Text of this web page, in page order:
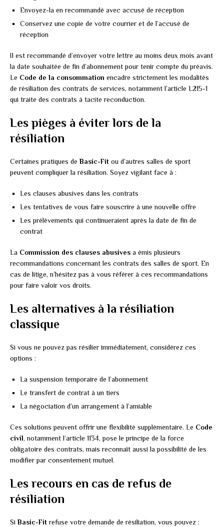
Envoyez-la en recommandé avec accusé de réception
Conservez une copie de votre courrier et de l’accusé de
réception
Il est recommandé d’envoyer votre lettre au moins deux mois avant
la date souhaitée de fin d’abonnement pour tenir compte du préavis.
Le Code de la consommation encadre strictement les modalités
de résiliation des contrats de services, notamment l’article L215-1
qui traite des contrats à tacite reconduction.
Les pièges à éviter lors de la
résiliation
Certaines pratiques deBasic-Fit ou d’autres salles de sport
peuvent compliquer la résiliation. Soyez vigilant face à :
Les clauses abusives dans les contrats
Les tentatives de vous faire souscrire à une nouvelle offre
Les prélèvements qui continueraient après la date de fin de
contrat
La Commission des clauses abusives a émis plusieurs
recommandations concernant les contrats des salles de sport. En
cas de litige, n’hésitez pas à vous référer à ces recommandations
pour faire valoir vos droits.
Les alternatives à la résiliation
classique
Si vous ne pouvez pas résilier immédiatement, considérez ces
options :
La suspension temporaire de l’abonnement
Le transfert de contrat à un tiers
La négociation d’un arrangement à l’amiable
Ces solutions peuvent offrir une flexibilité supplémentaire. Le Code
civil, notamment l’article 1134, pose le principe de la force
obligatoire des contrats, mais reconnaît aussi la possibilité de les
modifier par consentement mutuel.
Les recours en cas de refus de
résiliation
SiBasic-Fitrefuse votre demande de résiliation, vous pouvez :